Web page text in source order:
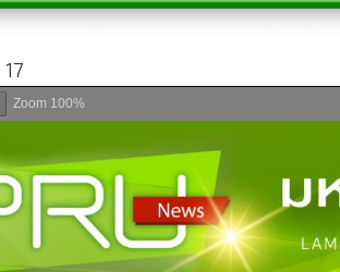
17
Zoom 100%